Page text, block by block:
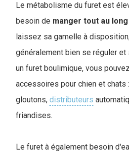
Le métabolisme du furet est
besoin de manger tout au
laissez sa gamelle à
généralement bien se réguler
un furet boulimique, vous
accessoires pour chien et chats
gloutons, distributeurs
friandises.
Le furet à également besoin